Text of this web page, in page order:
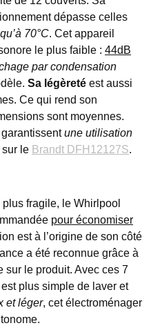
dépasse celles
70°C. Cet appareil
le plus faible : 44dB
par condensation
Sa légèreté est aussi
Ce qui rend son
sont moyennes.
une utilisation
le Brandt DFH12127S.
fragile, le Whirlpool
pour économiser
est à l’origine de son côté
a été reconnue grâce à
sur le produit. Avec ces 7
plus simple de laver et
et léger, cet électroménager